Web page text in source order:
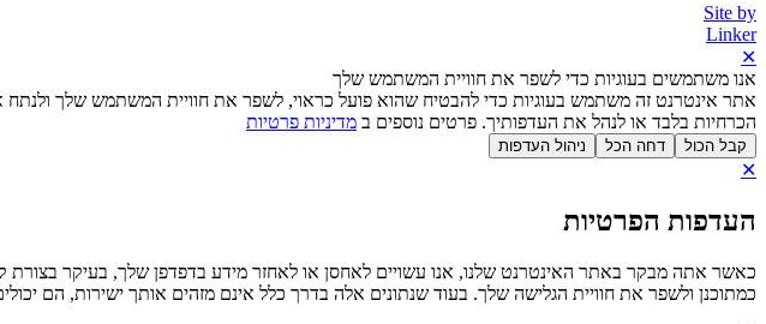
Site by
Linker
✕
אנו משתמשים בעוגיות כדי לשפר את חוויית המשתמש שלך
אתר אינטרנט זה משתמש בעוגיות כדי להבטיח שהוא פועל כראוי, לשפר את חוויית המשתמש שלך
הכרחיות בלבד או לנהל את העדפותיך. פרטים נוספים ב מדיניות פרטיות
קבל הכול דחה הכל ניהול העדפות
✕
העדפות הפרטיות
כמתוכנן ולשפר את חוויית הגלישה שלך. בעוד שנתונים אלה בדרך כלל אינם מזהים אותך ישירות, הם